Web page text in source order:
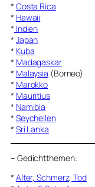
* Costa Rica
* Hawaii
* Indien
* Japan
* Kuba
* Madagaskar
* Malaysia (Borneo)
* Marokko
* Mauritius
* Namibia
* Seychellen
* Sri Lanka
– Gedichtthemen:
* Alter, Schmerz, Tod